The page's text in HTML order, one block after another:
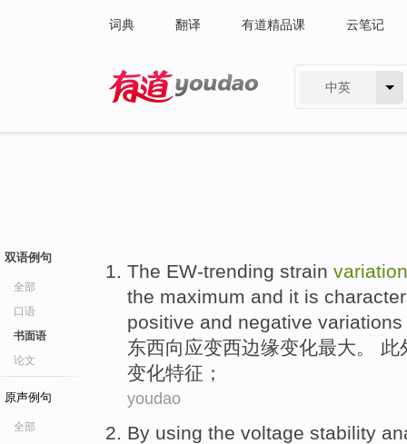
词典 翻译 有道精品课 云笔记
中英
双语例句
全部
口语
书面语
论文
原声例句
全部
The EW-trending strain variation
the maximum and it is
positive and negative variations
东西向应变西边缘变化最大。 此
变化特征；
youdao
By using the voltage stability